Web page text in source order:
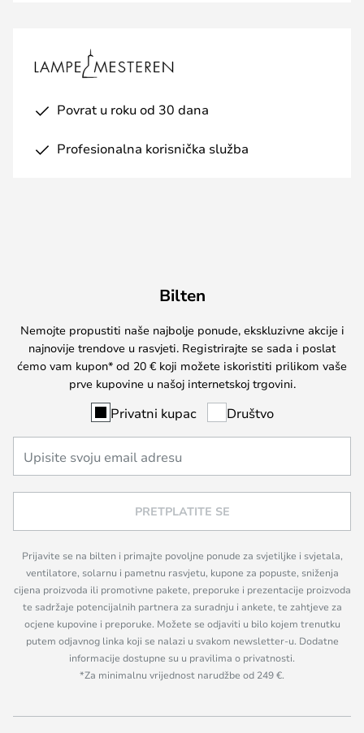
Povrat u roku od 30 dana
Profesionalna korisnička služba
Bilten
Nemojte propustiti naše najbolje ponude, ekskluzivne akcije i
najnovije trendove u rasvjeti. Registrirajte se sada i poslat
ćemo vam kupon* od 20 € koji možete iskoristiti prilikom vaše
prve kupovine u našoj internetskoj trgovini.
Privatni kupac Društvo
PRETPLATITE SE
Prijavite se na bilten i primajte povoljne ponude za svjetiljke i svjetala,
ventilatore, solarnu i pametnu rasvjetu, kupone za popuste, sniženja
cijena proizvoda ili promotivne pakete, preporuke i prezentacije proizvoda
te sadržaje potencijalnih partnera za suradnju i ankete, te zahtjeve za
ocjene kupovine i preporuke. Možete se odjaviti u bilo kojem trenutku
putem odjavnog linka koji se nalazi u svakom newsletter-u. Dodatne
informacije dostupne su u pravilima o privatnosti.
*Za minimalnu vrijednost narudžbe od 249 €.